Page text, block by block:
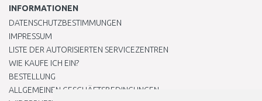
INFORMATIONEN
DATENSCHUTZBESTIMMUNGEN
IMPRESSUM
LISTE DER AUTORISIERTEN SERVICEZENTREN
WIE KAUFE ICH EIN?
BESTELLUNG
ALLGEMEINEN GESCHÄFTSBEDINGUNGEN